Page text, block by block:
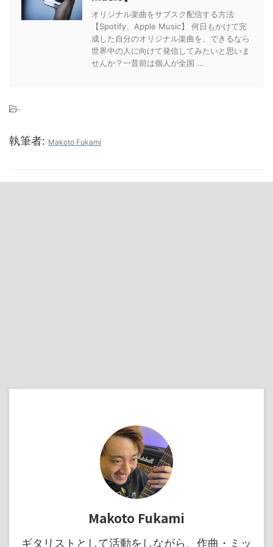
オリジナル楽曲をサブスク配信する方法
【Spotify、Apple Music】 何日もかけて完
成した自分のオリジナル楽曲を、できるなら
世界中の人に向けて発信してみたいと思いま
せんか？一昔前は個人が全国 ...
-
執筆者: Makoto Fukami
Makoto Fukami
ギタリストとして活動をしながら、作曲・ミッ